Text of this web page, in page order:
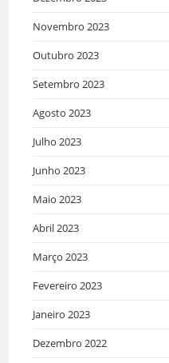
Novembro 2023
Outubro 2023
Setembro 2023
Agosto 2023
Julho 2023
Junho 2023
Maio 2023
Abril 2023
Março 2023
Fevereiro 2023
Janeiro 2023
Dezembro 2022